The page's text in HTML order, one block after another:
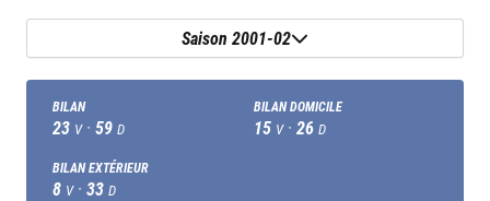
Saison 2001-02
BILAN
23 V · 59 D
BILAN DOMICILE
15 V · 26 D
BILAN EXTÉRIEUR
8 V · 33 D